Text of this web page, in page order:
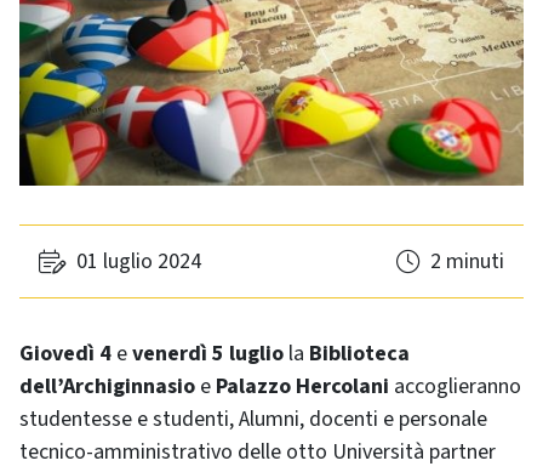
01 luglio 2024 2 minuti
Giovedì 4 evenerdì 5 luglio la Biblioteca
dell’Archiginnasio e Palazzo Hercolani accoglieranno
studentesse e studenti, Alumni, docenti e personale
tecnico-amministrativo delle otto Università partner